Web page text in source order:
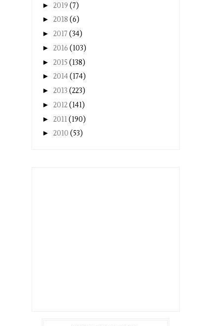
► 2019 (7)
► 2018 (6)
► 2017 (34)
► 2016 (103)
► 2015 (138)
► 2014(174)
► 2013 (223)
► 2012(141)
► 2011(190)
► 2010 (53)